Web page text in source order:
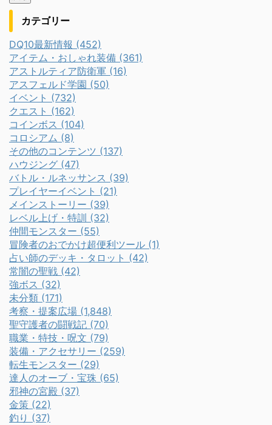
カテゴリー
DQ10最新情報 (452)
アイテム・おしゃれ装備 (361)
アストルティア防衛軍 (16)
アスフェルド学園 (50)
イベント (732)
クエスト (162)
コインボス (104)
コロシアム (8)
その他のコンテンツ (137)
ハウジング (47)
バトル・ルネッサンス (39)
プレイヤーイベント (21)
メインストーリー (39)
レベル上げ・特訓 (32)
仲間モンスター (55)
冒険者のおでかけ超便利ツール (1)
占い師のデッキ・タロット (42)
常闇の聖戦 (42)
強ボス (32)
未分類 (171)
考察・提案広場 (1,848)
聖守護者の闘戦記 (70)
職業・特技・呪文 (79)
装備・アクセサリー (259)
転生モンスター (29)
達人のオーブ・宝珠 (65)
邪神の宮殿 (37)
金策 (22)
釣り (37)